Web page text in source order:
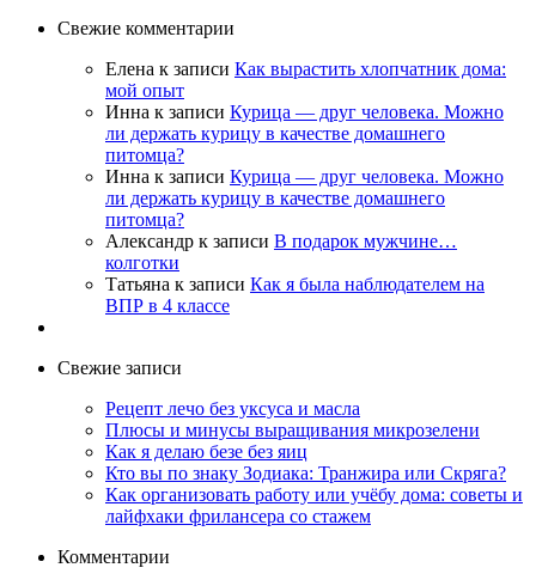
Свежие комментарии
Елена к записи Как вырастить хлопчатник дома:
мой опыт
Инна к записи Курица — друг человека. Можно
ли держать курицу в качестве домашнего
питомца?
Инна к записи Курица — друг человека. Можно
ли держать курицу в качестве домашнего
питомца?
Александр к записи В подарок мужчине…
колготки
Татьяна к записи Как я была наблюдателем на
ВПР в 4 классе
Свежие записи
Рецепт лечо без уксуса и масла
Плюсы и минусы выращивания микрозелени
Как я делаю безе без яиц
Кто вы по знаку Зодиака: Транжира или Скряга?
Как организовать работу или учёбу дома: советы и
лайфхаки фрилансера со стажем
Комментарии